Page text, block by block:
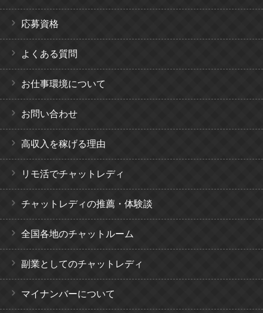
応募資格
よくある質問
お仕事環境について
お問い合わせ
高収入を稼げる理由
リモ活でチャットレディ
チャットレディの推薦・体験談
全国各地のチャットルーム
副業としてのチャットレディ
マイナンバーについて